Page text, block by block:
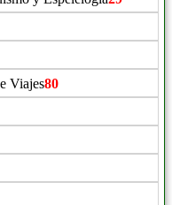
Viajes80